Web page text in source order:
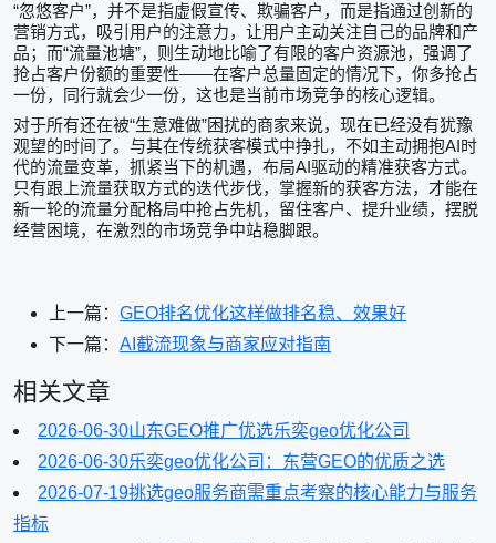
“忽悠客户”，并不是指虚假宣传、欺骗客户，而是指通过创新的
营销方式，吸引用户的注意力，让用户主动关注自己的品牌和产
品；而“流量池塘”，则生动地比喻了有限的客户资源池，强调了
抢占客户份额的重要性——在客户总量固定的情况下，你多抢占
一份，同行就会少一份，这也是当前市场竞争的核心逻辑。
对于所有还在被“生意难做”困扰的商家来说，现在已经没有犹豫
观望的时间了。与其在传统获客模式中挣扎，不如主动拥抱AI时
代的流量变革，抓紧当下的机遇，布局AI驱动的精准获客方式。
只有跟上流量获取方式的迭代步伐，掌握新的获客方法，才能在
新一轮的流量分配格局中抢占先机，留住客户、提升业绩，摆脱
经营困境，在激烈的市场竞争中站稳脚跟。
上一篇： GEO排名优化这样做排名稳、效果好
下一篇： AI截流现象与商家应对指南
相关文章
2026-06-30山东GEO推广优选乐奕geo优化公司
2026-06-30乐奕geo优化公司：东营GEO的优质之选
2026-07-19挑选geo服务商需重点考察的核心能力与服务
指标